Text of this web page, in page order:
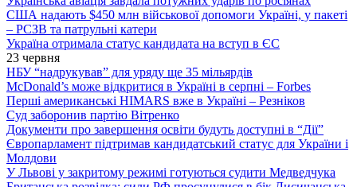
США надають $450 млн військової допомоги Україні, у пакеті
– РСЗВ та патрульні катери
Україна отримала статус кандидата на вступ в ЄС
23 червня
НБУ “надрукував” для уряду ще 35 мільярдів
McDonald’s може відкритися в Україні в серпні – Forbes
Перші американські HIMARS вже в Україні – Резніков
Суд заборонив партію Вітренко
Документи про завершення освіти будуть доступні в “Дії”
Європарламент підтримав кандидатський статус для України і
Молдови
У Львові у закритому режимі готуються судити Медведчука